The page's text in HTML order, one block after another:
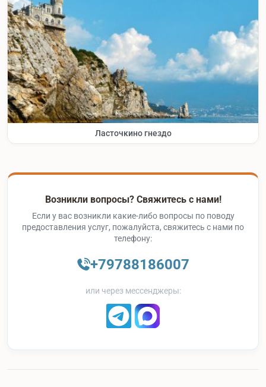
Ласточкино гнездо
Возникли вопросы? Свяжитесь с нами!
Если у вас возникли какие-либо вопросы по поводу
предоставления услуг, пожалуйста, свяжитесь с нами по
телефону:
+79788186007
или через мессенджеры: